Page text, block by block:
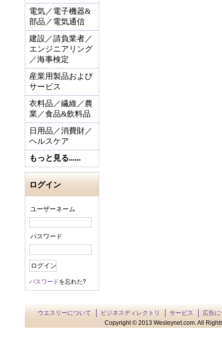
電気／電子機器&
部品／電気通信
建設／請負業者／
エンジニアリング
／海事検定
産業用製品および
サービス
衣料品／繊維／農
業／食品&飲料品
日用品／消費財／
ヘルスケア
もっと見る......
ログイン
ユーザーネーム
パスワード
パスワードを忘れた?
ウエスリーについて ビジネスディレクトリ サービス
広告に
Copyright © 2013 Wesleynet.com. All